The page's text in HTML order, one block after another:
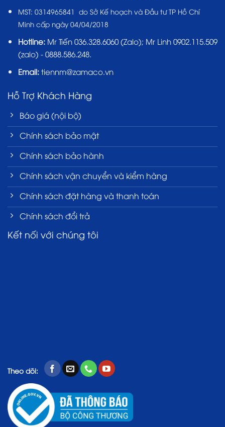
MST: 0314965841 do Sở Kế hoạch và Đầu tư TP Hồ Chí
Minh cấp ngày 04/04/2018
Hotline: Mr Tiến 036.328.6060(Zalo); Mr Linh 0902.115.509
(zalo) - 0888.586.248.
Email:tiennm@zamaco.vn
Hỗ Trợ Khách Hàng
Báo giá (nội bộ)
Chính sách bảo mật
Chính sách bảo hành
Chính sách vận chuyển và kiểm hàng
Chính sách đặt hàng và thanh toán
Chính sách đổi trả
Kết nối với chúng tôi
Theo dõi: